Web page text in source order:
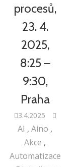
procesů,
23. 4.
2025,
8:25 –
9:30,
Praha
3.4.2025
AI
Aino
Akce
Automatizace